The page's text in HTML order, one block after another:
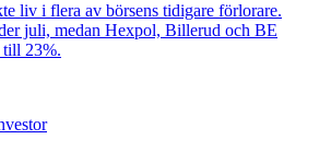
liv i flera av börsens tidigare förlorare.
juli, medan Hexpol, Billerud och BE
till 23%.